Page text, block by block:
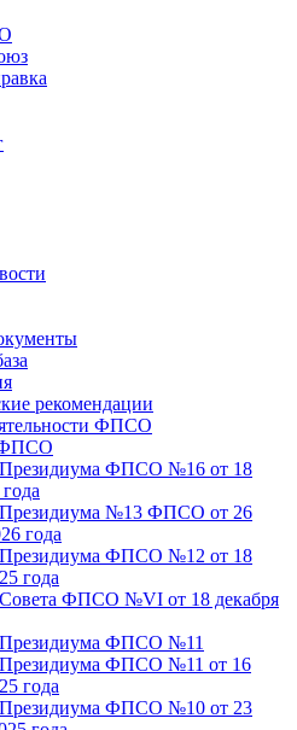
рекомендации
ФПСО
ФПСО
Президиума ФПСО №16 от 18
Президиума №13 ФПСО от 26
года
Президиума ФПСО №12 от 18
года
Совета ФПСО №VI от 18 декабря
Президиума ФПСО №11
Президиума ФПСО №11 от 16
года
Президиума ФПСО №10 от 23